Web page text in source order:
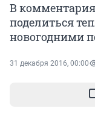
В
поделиться
новогодними
31 декабря 2016, 00:00